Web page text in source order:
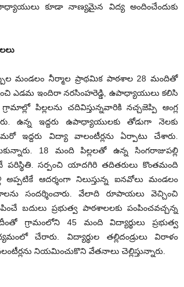
కూడా నాణ్యమైన విద్య అందించేందుకు
మండలం నీర్మాల ప్రాథమిక పాఠశాల 28 మందితో
ఎడమ ఇందిరా నరసింహరెడ్డి, ఉపాధ్యాయులు కలిసి
పిల్లలను చదివిస్తున్నవారికి నచ్చజెప్పి ఆంగ్ల
ఉన్న ఇద్దరు ఉపాధ్యాయులకు తోడుగా నెలకు
ఇద్దరు విద్యా వాలంటీర్లను ఏర్పాటు చేశారు.
18 మంది పిల్లలతో ఉన్న సింగరాజుపల్లి
సర్పంచి యాదగిరి తదితరులు కొంతమంది
అప్పటికే ఆదర్శంగా నిలుస్తున్న ఐనవోలు మండలం
సందర్శించారు. వేలాది రూపాయలు వెచ్చించి
బదులు ప్రభుత్వ పాఠశాలలకు పంపించవచ్చన్న
గ్రామంలోని 45 మంది విద్యార్థులు ప్రభుత్వ
చేరారు. విద్యార్థుల తల్లిదండ్రులు విరాళం
నియమించుకొని వేతనాలు చెల్లిస్తున్నారు.